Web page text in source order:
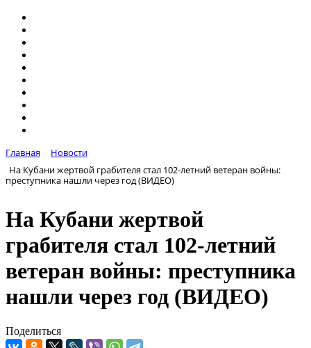
Главная
Новости
На Кубани жертвой грабителя стал 102-летний ветеран войны:
преступника нашли через год (ВИДЕО)
На Кубани жертвой
грабителя стал 102-летний
ветеран войны: преступника
нашли через год (ВИДЕО)
Поделиться